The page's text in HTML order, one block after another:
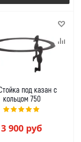
под казан с
кольцом 750
3 900 руб